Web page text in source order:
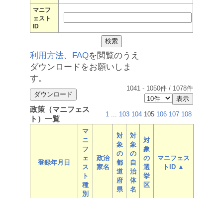
マニフ
ェスト
ID
利用方法、 FAQを閲覧のうえ
ダウンロードをお願いしま
す。
1041 - 1050件 / 1078件
政策（マニフェス
ト）一覧
1 ... 103 104 105 106 107 108
登録年月日
マ
ニ
フ
ェ
ス
ト
種
別
政治
家名
対
象
の
都
道
府
県
対
象
の
自
治
体
名
対
象
の
選
挙
区
マニフェス
トID ▲